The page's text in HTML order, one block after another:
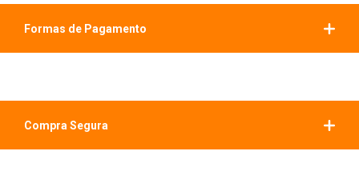
Formas de Pagamento
Compra Segura